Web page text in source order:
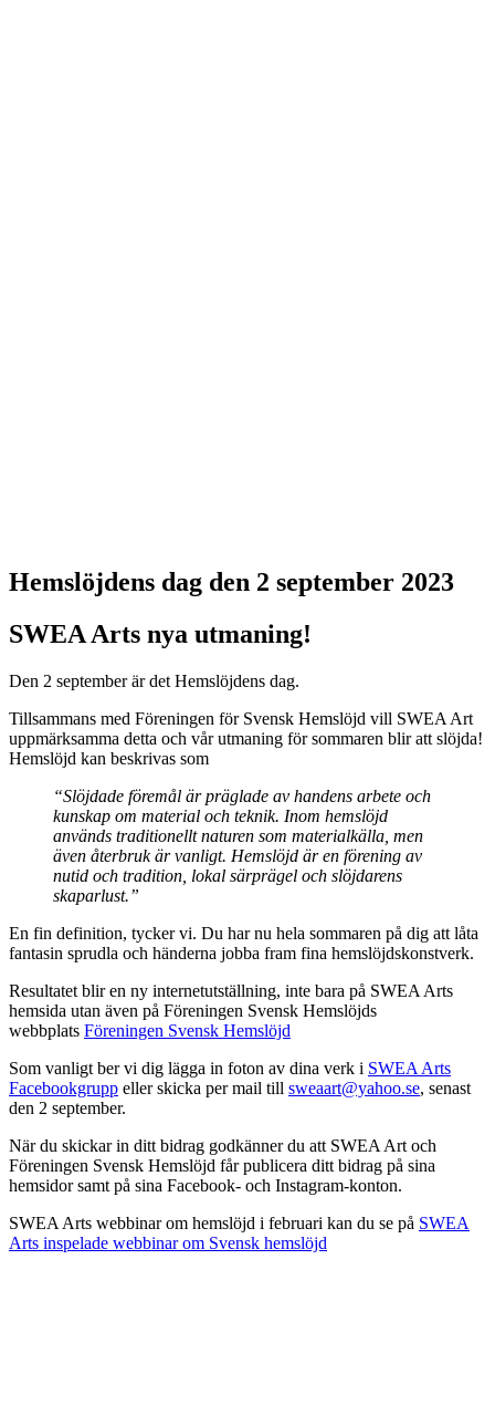
Hemslöjdens dag den 2 september 2023
SWEA Arts nya utmaning!
Den 2 september är det Hemslöjdens dag.
Tillsammans med Föreningen för Svensk Hemslöjd vill SWEA Art
uppmärksamma detta och vår utmaning för sommaren blir att slöjda!
Hemslöjd kan beskrivas som
“Slöjdade föremål är präglade av handens arbete och
kunskap om material och teknik. Inom hemslöjd
används traditionellt naturen som materialkälla, men
även återbruk är vanligt. Hemslöjd är en förening av
nutid och tradition, lokal särprägel och slöjdarens
skaparlust.”
En fin definition, tycker vi. Du har nu hela sommaren på dig att låta
fantasin sprudla och händerna jobba fram fina hemslöjdskonstverk.
Resultatet blir en ny internetutställning, inte bara på SWEA Arts
hemsida utan även på Föreningen Svensk Hemslöjds
webbplats Föreningen Svensk Hemslöjd
Som vanligt ber vi dig lägga in foton av dina verk i SWEA Arts
Facebookgrupp eller skicka per mail till sweaart@yahoo.se, senast
den 2 september.
När du skickar in ditt bidrag godkänner du att SWEA Art och
Föreningen Svensk Hemslöjd får publicera ditt bidrag på sina
hemsidor samt på sina Facebook- och Instagram-konton.
SWEA Arts webbinar om hemslöjd i februari kan du se på SWEA
Arts inspelade webbinar om Svensk hemslöjd